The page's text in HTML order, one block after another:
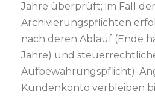
Jahre überprüft; im Fall
Archivierungspflichten
nach deren Ablauf (Ende
Jahre) und
Aufbewahrungspflicht);
Kundenkonto verbleiben